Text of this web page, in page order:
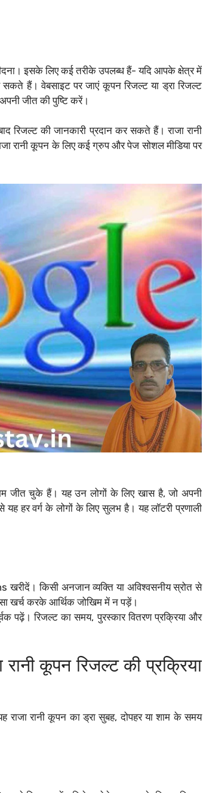
इसके लिए कई तरीके उपलब्ध हैं- यदि आपके क्षेत्र में
हैं। वेबसाइट पर जाएं कूपन रिजल्ट या ड्रा रिजल्ट
जीत की पुष्टि करें।
रिजल्ट की जानकारी प्रदान कर सकते हैं। राजा रानी
रानी कूपन के लिए कई ग्रुप और पेज सोशल मीडिया पर
जीत चुके हैं। यह उन लोगों के लिए खास है, जो अपनी
हर वर्ग के लोगों के लिए सुलभ है। यह लॉटरी प्रणाली
किसी अनजान व्यक्ति या अविश्वसनीय स्रोत से
खर्च करके आर्थिक जोखिम में न पड़ें।
पढ़ें। रिजल्ट का समय, पुरस्कार वितरण प्रक्रिया और
कूपन रिजल्ट की प्रक्रिया
राजा रानी कूपन का ड्रा सुबह, दोपहर या शाम के समय